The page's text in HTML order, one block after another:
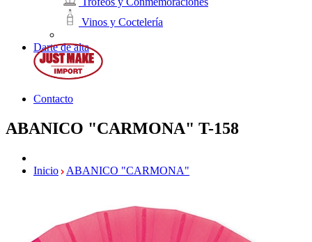
Vinos y Coctelería
Darte de alta
Contacto
ABANICO "CARMONA" T-158
Inicio ABANICO "CARMONA"